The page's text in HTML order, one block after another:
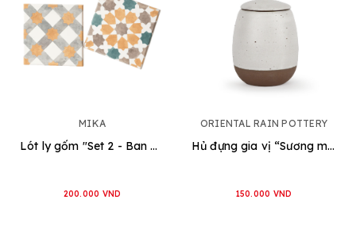
MIKA
Lót ly gốm "Set 2 - Ban mai"
200.000 VND
ORIENTAL RAIN POTTERY
Hủ đựng gia vị “Sương muối Oriental”
150.000 VND